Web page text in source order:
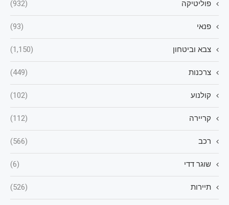
פוליטיקה (932)
פנאי (93)
צבא וביטחון (1,150)
צרכנות (449)
קולנוע (102)
קריירה (112)
רכב (566)
שוגר דדי (6)
תיירות (526)